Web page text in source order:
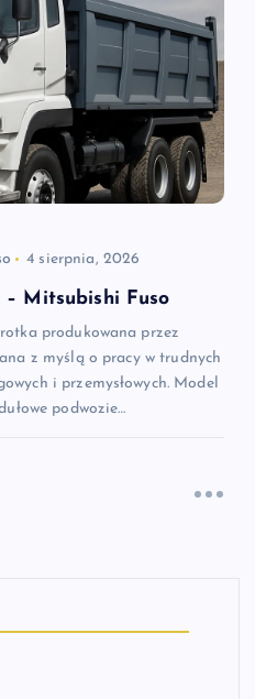
4 sierpnia, 2026
– Mitsubishi Fuso
produkowana przez
z myślą o pracy w trudnych
i przemysłowych. Model
podwozie…